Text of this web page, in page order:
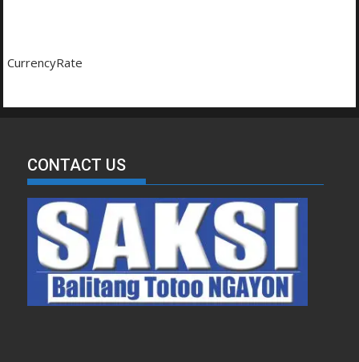
CurrencyRate
CONTACT US